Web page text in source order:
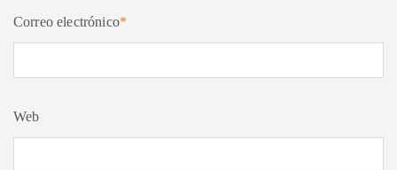
Correo electrónico*
Web